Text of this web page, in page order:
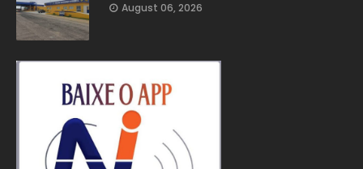
August 06, 2026